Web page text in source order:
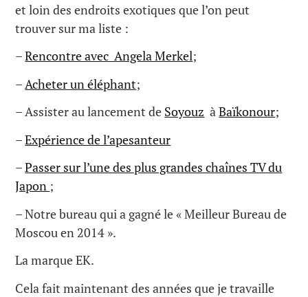
et loin des endroits exotiques que l’on peut
trouver sur ma liste :
–Rencontre avec Angela Merkel;
–Acheter un éléphant;
– Assister au lancement de Soyouz àBaïkonour;
–Expérience de l’apesanteur
–Passer sur l’une des plus grandes chaînes TV du
Japon ;
– Notre bureau qui a gagné le « Meilleur Bureau de
Moscou en 2014 ».
La marque EK.
Cela fait maintenant des années que je travaille